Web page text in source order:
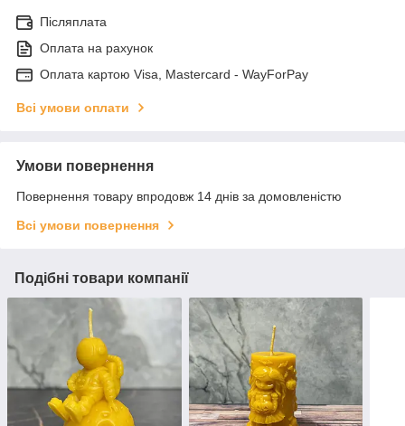
Післяплата
Оплата на рахунок
Оплата картою Visa, Mastercard - WayForPay
Всі умови оплати
Умови повернення
Повернення товару впродовж 14 днів за домовленістю
Всі умови повернення
Подібні товари компанії